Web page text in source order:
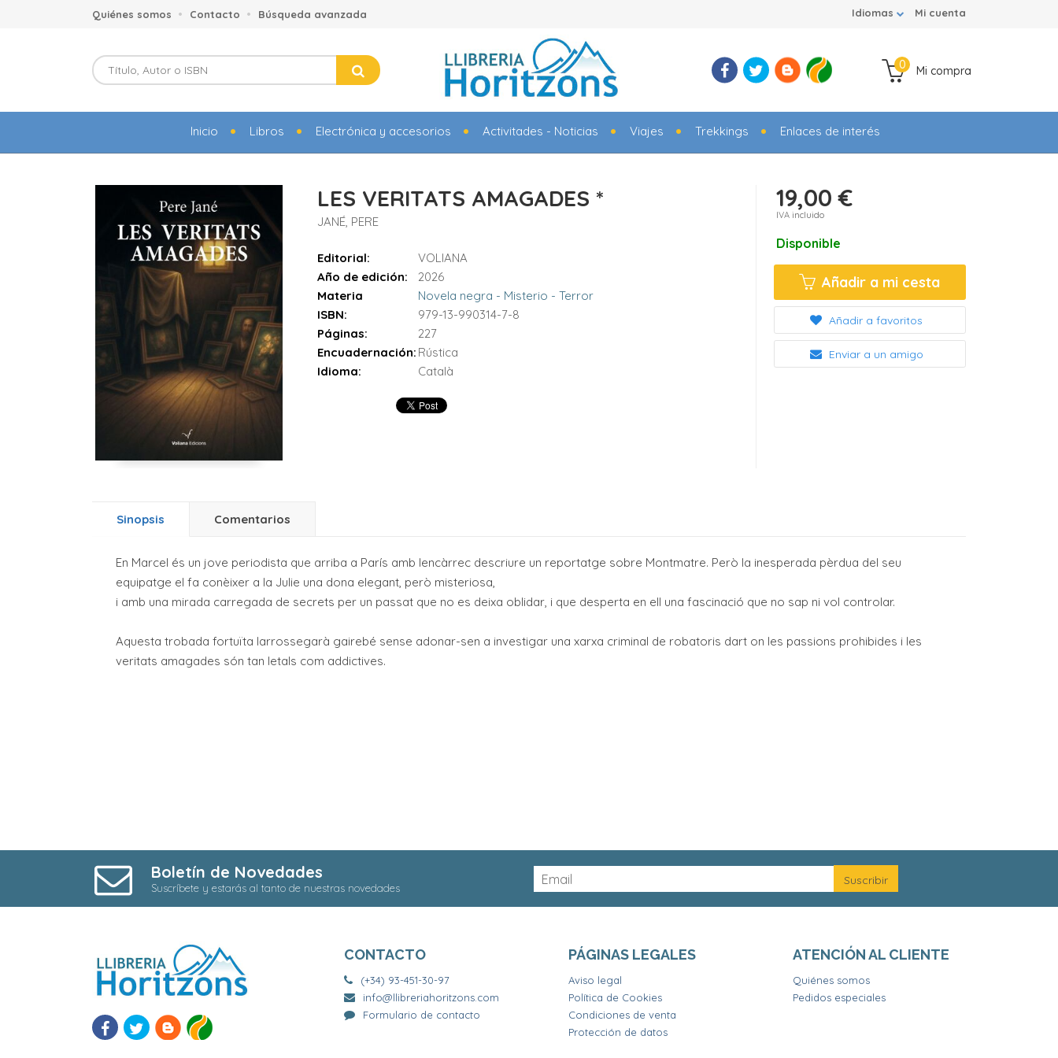
Mi cuenta
Idiomas
Quiénes somos Contacto Búsqueda avanzada
Mi compra
0
Inicio Libros Electrónica y accesorios Activitades - Noticias Viajes Trekkings Enlaces de interés
LES VERITATS AMAGADES *
JANÉ, PERE
Editorial:
VOLIANA
Año de edición:
2026
Materia
Novela negra - Misterio - Terror
ISBN:
979-13-990314-7-8
Páginas:
227
Encuadernación: Rústica
Idioma:
Català
19,00 €
IVA incluido
Disponible
Añadir a mi cesta
Añadir a favoritos
Enviar a un amigo
Sinopsis Comentarios
En Marcel és un jove periodista que arriba a París amb lencàrrec descriure un reportatge sobre Montmatre. Però la inesperada pèrdua del seu
equipatge el fa conèixer a la Julie una dona elegant, però misteriosa,
i amb una mirada carregada de secrets per un passat que no es deixa oblidar, i que desperta en ell una fascinació que no sap ni vol controlar.
Aquesta trobada fortuïta larrossegarà gairebé sense adonar-sen a investigar una xarxa criminal de robatoris dart on les passions prohibides i les
veritats amagades són tan letals com addictives.
Boletín de Novedades
Suscríbete y estarás al tanto de nuestras novedades
CONTACTO
(+34) 93-451-30-97
info@llibreriahoritzons.com
Formulario de contacto
PÁGINAS LEGALES
Aviso legal
Política de Cookies
Condiciones de venta
Protección de datos
ATENCIÓN AL CLIENTE
Quiénes somos
Pedidos especiales